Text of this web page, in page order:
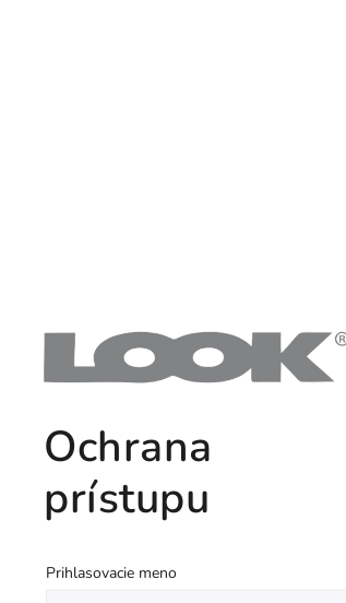
Ochrana
prístupu
Prihlasovacie meno